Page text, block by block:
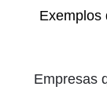
Exemplos
Empresas